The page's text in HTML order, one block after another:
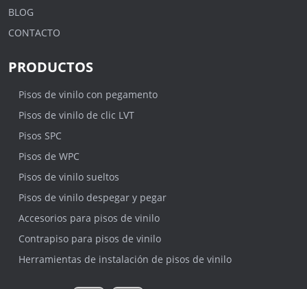
BLOG
CONTACTO
PRODUCTOS
Pisos de vinilo con pegamento
Pisos de vinilo de clic LVT
Pisos SPC
Pisos de WPC
Pisos de vinilo sueltos
Pisos de vinilo despegar y pegar
Accesorios para pisos de vinilo
Contrapiso para pisos de vinilo
Herramientas de instalación de pisos de vinilo